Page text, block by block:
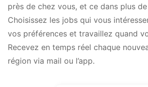
près de chez vous, et ce dans plus
Choisissez les jobs qui vous
vos préférences et travaillez quand
Recevez en temps réel chaque
région via mail ou l’app.